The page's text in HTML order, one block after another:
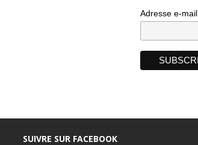
Adresse e-mail
SUIVRE SUR FACEBOOK